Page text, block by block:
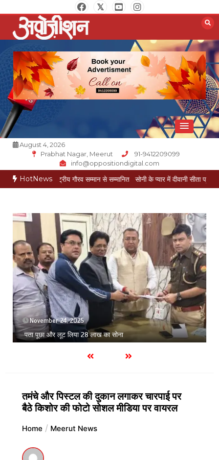
to
content
Opposition Digital
August 4, 2026
Prabhat Nagar, Meerut
91-9412209099
info@oppositiondigital.com
HotNews
राष्ट्रीय गौरव सम्मान से सम्मानित सोनी के प्यार में दीवानी सीता पहुंची मेरठ सोनी के
November 24, 2025
पता पूछा और लूट लिया 28 लाख का सोना
तमंचे और पिस्टल की दुकान लगाकर चारपाई पर
बैठे किशोर की फोटो सोशल मीडिया पर वायरल
Home Meerut News